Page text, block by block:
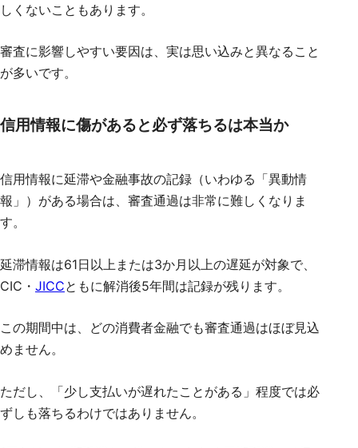
しくないこともあります。
審査に影響しやすい要因は、実は思い込みと異なること
が多いです。
信用情報に傷があると必ず落ちるは本当か
信用情報に延滞や金融事故の記録（いわゆる「異動情
報」）がある場合は、審査通過は非常に難しくなりま
す。
延滞情報は61日以上または3か月以上の遅延が対象で、
CIC・ JICCともに解消後5年間は記録が残ります。
この期間中は、どの消費者金融でも審査通過はほぼ見込
めません。
ただし、「少し支払いが遅れたことがある」程度では必
ずしも落ちるわけではありません。